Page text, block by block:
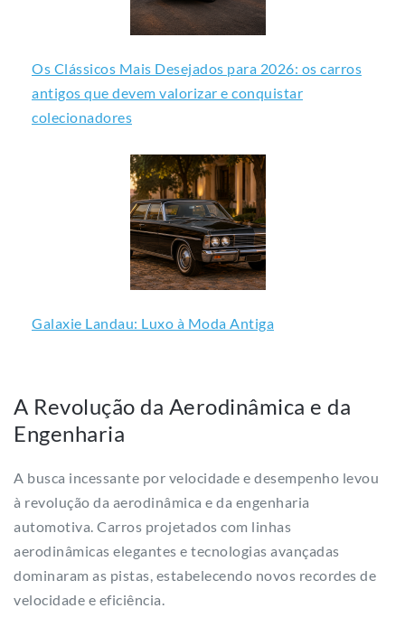
Os Clássicos Mais Desejados para 2026: os carros
antigos que devem valorizar e conquistar
colecionadores
Galaxie Landau: Luxo à Moda Antiga
A Revolução da Aerodinâmica e da
Engenharia
A busca incessante por velocidade e desempenho levou
à revolução da aerodinâmica e da engenharia
automotiva. Carros projetados com linhas
aerodinâmicas elegantes e tecnologias avançadas
dominaram as pistas, estabelecendo novos recordes de
velocidade e eficiência.